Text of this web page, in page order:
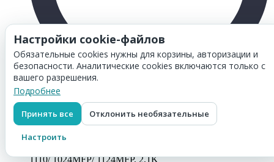
Товар добавлен в
1110/ 1024MFP/ 1124MFP, 2,1K
Настройки cookie-файлов
Обязательные cookies нужны для корзины, авторизации и
безопасности. Аналитические cookies включаются только с
вашего разрешения.
Подробнее
Принять все Отклонить необязательные
Настроить